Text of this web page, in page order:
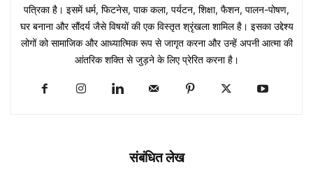
पत्रिका है। इसमें धर्म, फिटनेस, पाक कला, पर्यटन, शिक्षा, फैशन, पालन-पोषण,
घर बनाना और सौंदर्य जैसे विषयों की एक विस्तृत श्रृंखला शामिल है। इसका उद्देश्य
लोगों को सामाजिक और आध्यात्मिक रूप से जागृत करना और उन्हें अपनी आत्मा की
आंतरिक शक्ति से जुड़ने के लिए प्रेरित करना है।
संबंधित लेख